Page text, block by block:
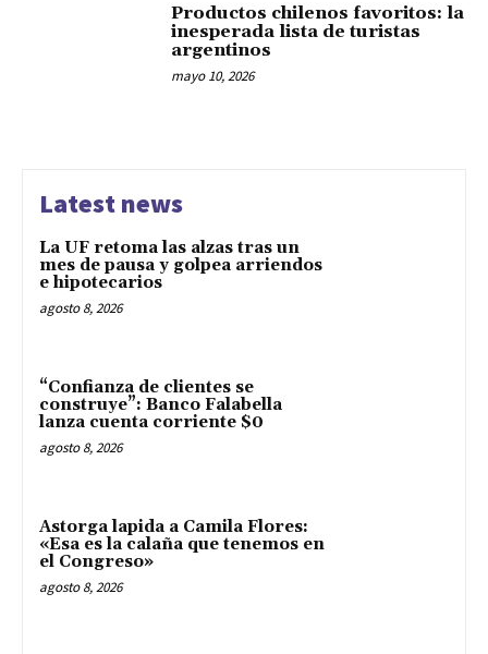
Productos chilenos favoritos: la
inesperada lista de turistas
argentinos
mayo 10, 2026
Latest news
La UF retoma las alzas tras un
mes de pausa y golpea arriendos
e hipotecarios
agosto 8, 2026
“Confianza de clientes se
construye”: Banco Falabella
lanza cuenta corriente $0
agosto 8, 2026
Astorga lapida a Camila Flores:
«Esa es la calaña que tenemos en
el Congreso»
agosto 8, 2026